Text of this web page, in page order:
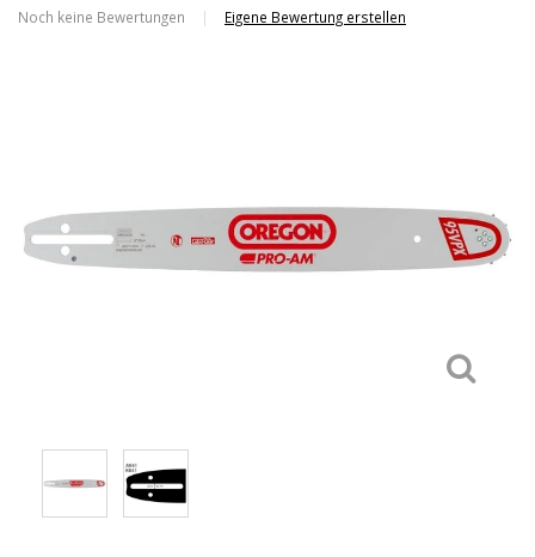
Noch keine Bewertungen | Eigene Bewertung erstellen